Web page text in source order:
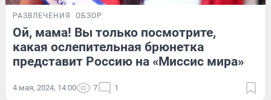
РАЗВЛЕЧЕНИЯ ОБЗОР
Ой, мама! Вы только посмотрите,
какая ослепительная брюнетка
представит Россию на «Миссис мира»
4 мая, 2024, 14:00 7 1